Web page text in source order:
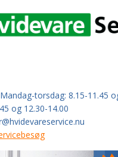
torsdag: 8.15-11.45
og 12.30-14.00